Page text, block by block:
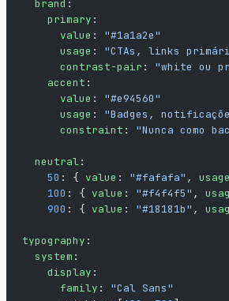
  brand
:
    primary
:
      value
: "#1a1a2e"
      usage
: "CTAs, links
      contrast-pair
: "white ou
    accent
:
      value
: "#e94560"
      usage
: "Badges,
      constraint
: "Nunca como
  neutral
:
    50
: { value : "#fafafa" , usage
    100
: { value : "#f4f4f5" ,
    900
: { value : "#18181b" ,
typography :
  system
:
    display
:
      family
: "Cal Sans"